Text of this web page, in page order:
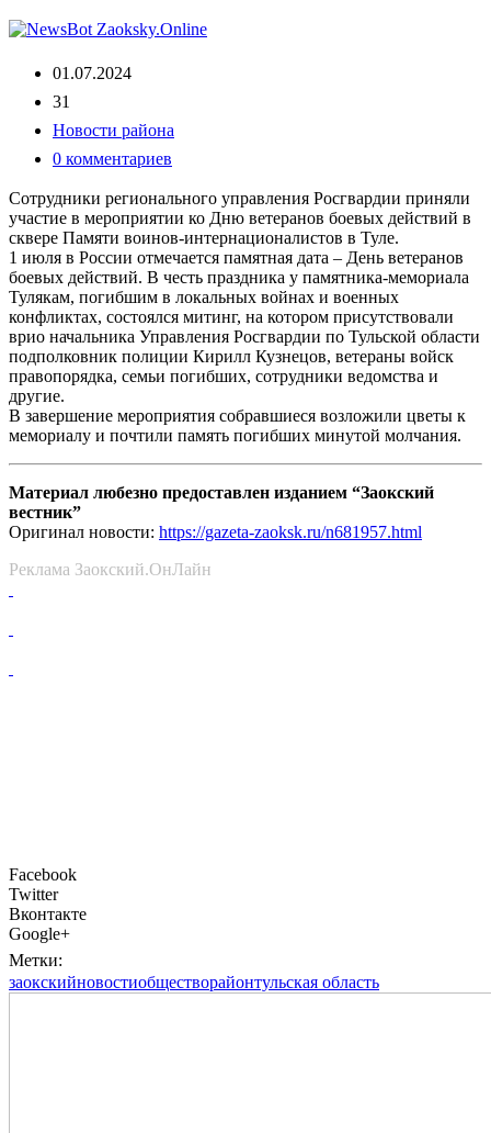
01.07.2024
31
Новости района
0 комментариев
Сотрудники регионального управления Росгвардии приняли
участие в мероприятии ко Дню ветеранов боевых действий в
сквере Памяти воинов-интернационалистов в Туле.
1 июля в России отмечается памятная дата – День ветеранов
боевых действий. В честь праздника у памятника-мемориала
Тулякам, погибшим в локальных войнах и военных
конфликтах, состоялся митинг, на котором присутствовали
врио начальника Управления Росгвардии по Тульской области
подполковник полиции Кирилл Кузнецов, ветераны войск
правопорядка, семьи погибших, сотрудники ведомства и
другие.
В завершение мероприятия собравшиеся возложили цветы к
мемориалу и почтили память погибших минутой молчания.
Материал любезно предоставлен изданием “Заокский
вестник”
Оригинал новости: https://gazeta-zaoksk.ru/n681957.html
Реклама Заокский.ОнЛайн
Facebook
Twitter
Вконтакте
Google+
Метки:
заокскийновостиобществорайонтульская область